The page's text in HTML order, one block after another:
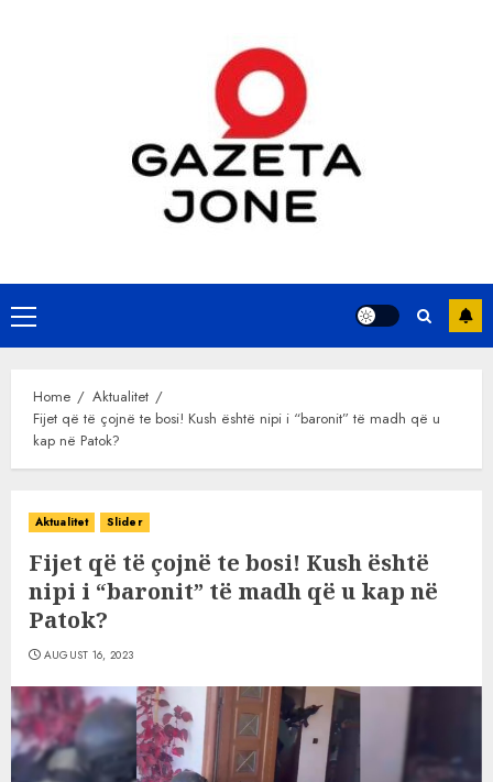
Primary
Menu
Home
Aktualitet
Fijet që të çojnë te bosi! Kush është nipi i “baronit” të madh që u
kap në Patok?
Aktualitet Slider
Fijet që të çojnë te bosi! Kush është
nipi i “baronit” të madh që u kap në
Patok?
AUGUST 16, 2023